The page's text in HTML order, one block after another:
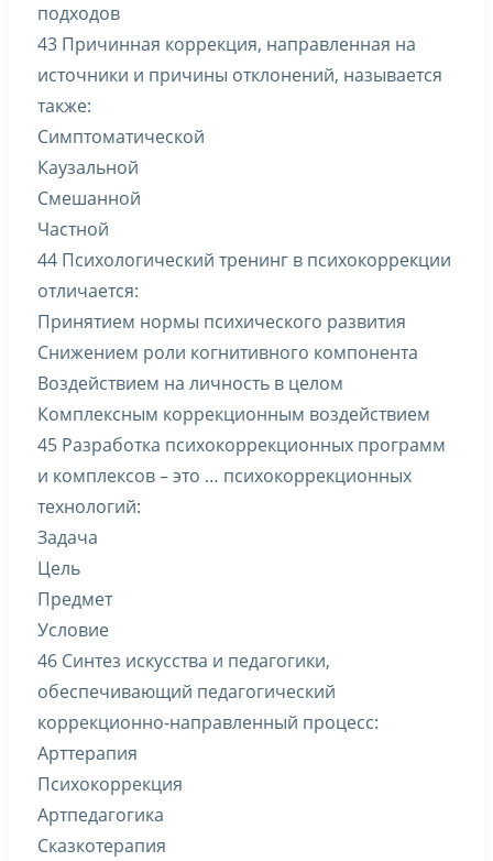
подходов
43 Причинная коррекция, направленная на
источники и причины отклонений, называется
также:
Симптоматической
Каузальной
Смешанной
Частной
44 Психологический тренинг в психокоррекции
отличается:
Принятием нормы психического развития
Снижением роли когнитивного компонента
Воздействием на личность в целом
Комплексным коррекционным воздействием
45 Разработка психокоррекционных программ
и комплексов – это … психокоррекционных
технологий:
Задача
Цель
Предмет
Условие
46 Синтез искусства и педагогики,
обеспечивающий педагогический
коррекционно-направленный процесс:
Арттерапия
Психокоррекция
Артпедагогика
Сказкотерапия